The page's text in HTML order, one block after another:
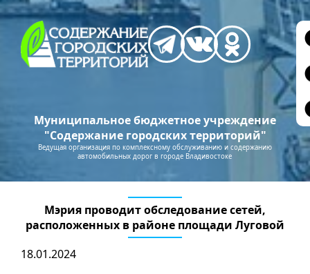
Муниципальное бюджетное учреждение
"Содержание городских территорий"
Ведущая организация по комплексному обслуживанию и содержанию
автомобильных дорог в городе Владивостоке
Мэрия проводит обследование сетей,
расположенных в районе площади Луговой
18.01.2024